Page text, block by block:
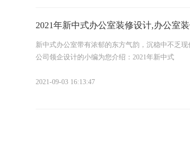
2021年新中式办公室装修设计,办公室
新中式办公室带有浓郁的东方气韵，沉稳中不乏
公司领企设计的小编为您介绍：2021年新中式
2021-09-03 16:13:47